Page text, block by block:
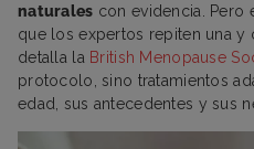
naturales con evidencia. Pero
que los expertos repiten una y
detalla la British Menopause
protocolo, sino tratamientos
edad, sus antecedentes y sus